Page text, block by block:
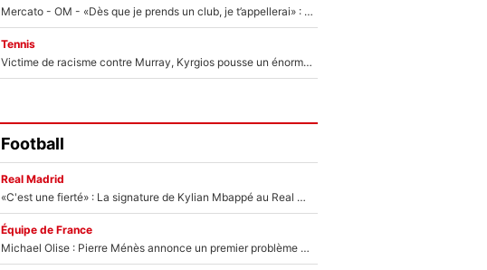
Mercato - OM - «Dès que je prends un club, je t’appellerai» : La promesse de Marcelino au moment de claquer la porte
Tennis
Victime de racisme contre Murray, Kyrgios pousse un énorme coup de gueule !
Football
Real Madrid
«C'est une fierté» : La signature de Kylian Mbappé au Real Madrid continue de régaler l'Espagne
Équipe de France
Michael Olise : Pierre Ménès annonce un premier problème pour Zinedine Zidane en équipe de France